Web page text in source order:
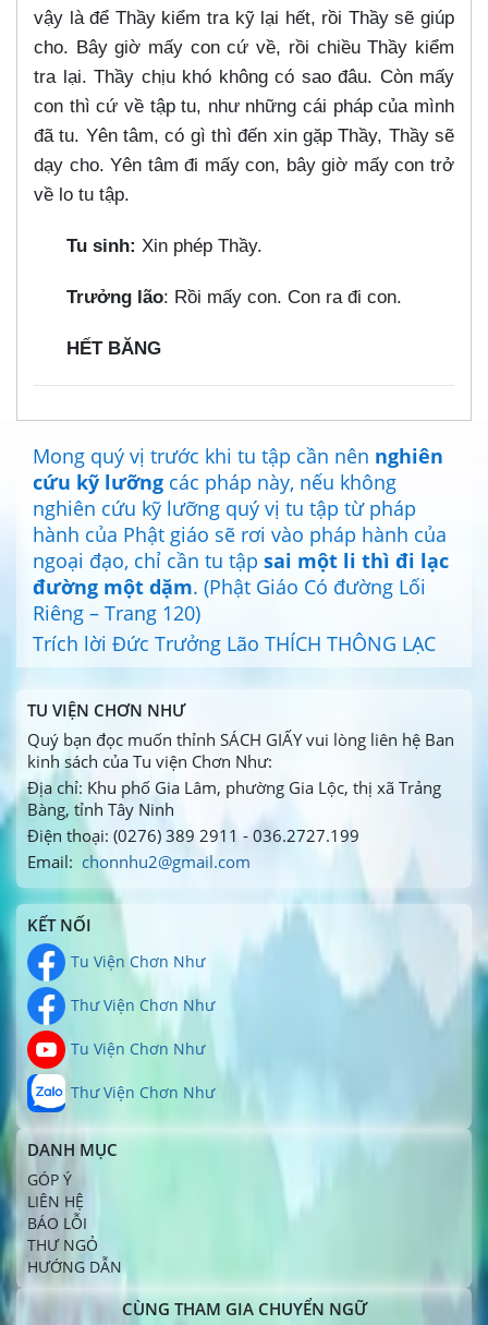
vậy là để Thầy kiểm tra kỹ lại hết, rồi Thầy sẽ giúp
cho. Bây giờ mấy con cứ về, rồi chiều Thầy kiểm
tra lại. Thầy chịu khó không có sao đâu. Còn mấy
con thì cứ về tập tu, như những cái pháp của mình
đã tu. Yên tâm, có gì thì đến xin gặp Thầy, Thầy sẽ
dạy cho. Yên tâm đi mấy con, bây giờ mấy con trở
về lo tu tập.
Tu sinh: Xin phép Thầy.
Trưởng lão: Rồi mấy con. Con ra đi con.
HẾT BĂNG
Mong quý vị trước khi tu tập cần nên nghiên
cứu kỹ lưỡng các pháp này, nếu không
nghiên cứu kỹ lưỡng quý vị tu tập từ pháp
hành của Phật giáo sẽ rơi vào pháp hành của
ngoại đạo, chỉ cần tu tập sai một li thì đi lạc
đường một dặm. (Phật Giáo Có đường Lối
Riêng – Trang 120)
Trích lời Đức Trưởng Lão THÍCH THÔNG LẠC
TU VIỆN CHƠN NHƯ
Quý bạn đọc muốn thỉnh SÁCH GIẤY vui lòng liên hệ Ban
kinh sách của Tu viện Chơn Như:
Địa chỉ: Khu phố Gia Lâm, phường Gia Lộc, thị xã Trảng
Bàng, tỉnh Tây Ninh
Điện thoại: (0276) 389 2911 - 036.2727.199
Email: chonnhu2@gmail.com
KẾT NỐI
Tu Viện Chơn Như
Thư Viện Chơn Như
Tu Viện Chơn Như
Thư Viện Chơn Như
DANH MỤC
GÓP Ý
LIÊN HỆ
BÁO LỖI
THƯ NGỎ
HƯỚNG DẪN
CÙNG THAM GIA CHUYỂN NGỮ